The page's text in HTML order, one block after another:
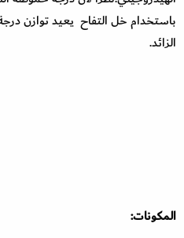
باستخدام خل التفاح يعيد توازن
الزائد.
المكونات: